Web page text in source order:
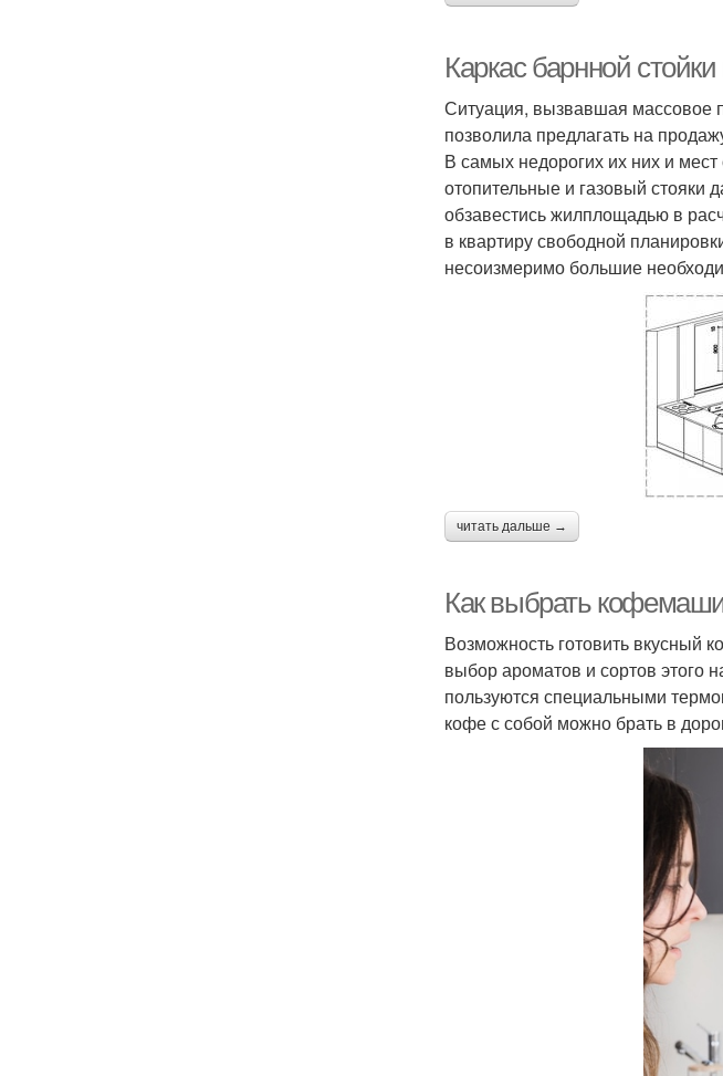
Каркас барнной
Ситуация, вызвавшая массовое
позволила предлагать на
В самых недорогих их них и
отопительные и газовый стояки
обзавестись жилплощадью в
в квартиру свободной
несоизмеримо большие
читать дальше →
Как выбрать
Возможность готовить вкусный
выбор ароматов и сортов этого
пользуются специальными
кофе с собой можно брать в